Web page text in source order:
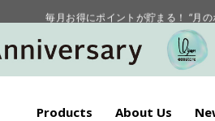
毎月お得にポイントが貯まる！ “月
【重要】お盆期間中のお問い合わせと
毎月お得にポイントが貯まる！ “月
Products About Us